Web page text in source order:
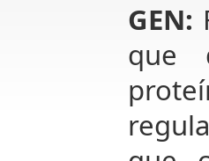
GEN:
que